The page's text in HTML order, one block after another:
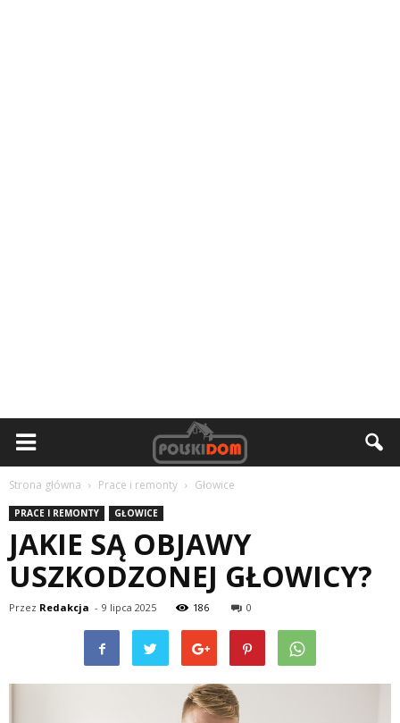
Strona główna Prace i remonty Głowice
PRACE I REMONTY GŁOWICE
JAKIE SĄ OBJAWY
USZKODZONEJ GŁOWICY?
Przez Redakcja - 9 lipca 2025 186 0